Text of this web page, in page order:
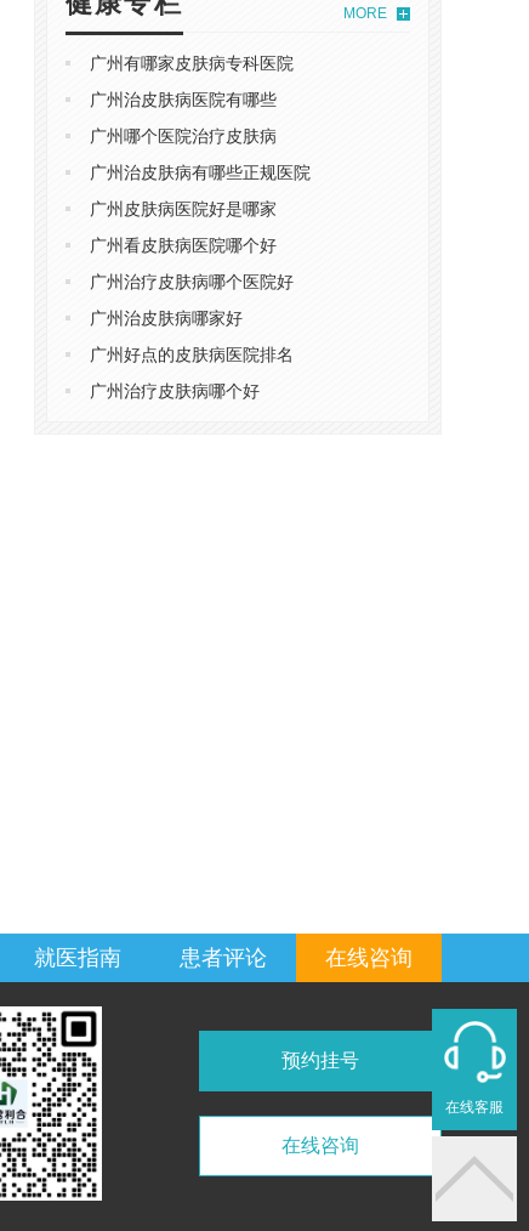
MORE
广州有哪家皮肤病专科医院
广州治皮肤病医院有哪些
广州哪个医院治疗皮肤病
广州治皮肤病有哪些正规医院
广州皮肤病医院好是哪家
广州看皮肤病医院哪个好
广州治疗皮肤病哪个医院好
广州治皮肤病哪家好
广州好点的皮肤病医院排名
广州治疗皮肤病哪个好
就医指南 患者评论 在线咨询
预约挂号
在线咨询
在线客服